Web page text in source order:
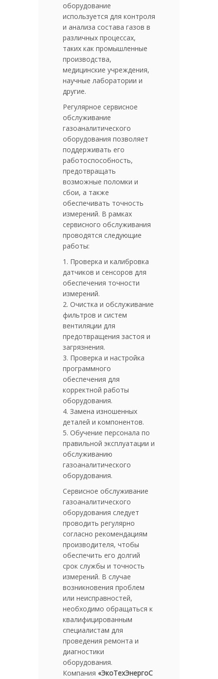
оборудование
используется для контроля
и анализа состава газов в
различных процессах,
таких как промышленные
производства,
медицинские учреждения,
научные лаборатории и
другие.
Регулярное сервисное
обслуживание
газоаналитического
оборудования позволяет
поддерживать его
работоспособность,
предотвращать
возможные поломки и
сбои, а также
обеспечивать точность
измерений. В рамках
сервисного обслуживания
проводятся следующие
работы:
1. Проверка и калибровка
датчиков и сенсоров для
обеспечения точности
измерений.
2. Очистка и обслуживание
фильтров и систем
вентиляции для
предотвращения застоя и
загрязнения.
3. Проверка и настройка
программного
обеспечения для
корректной работы
оборудования.
4. Замена изношенных
деталей и компонентов.
5. Обучение персонала по
правильной эксплуатации и
обслуживанию
газоаналитического
оборудования.
Сервисное обслуживание
газоаналитического
оборудования следует
проводить регулярно
согласно рекомендациям
производителя, чтобы
обеспечить его долгий
срок службы и точность
измерений. В случае
возникновения проблем
или неисправностей,
необходимо обращаться к
квалифицированным
специалистам для
проведения ремонта и
диагностики
оборудования.
Компания «ЭкоТехЭнергоС